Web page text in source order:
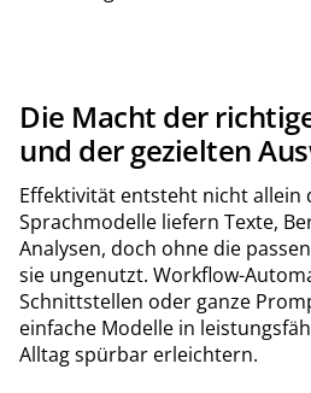
Die Macht der
und der gezielten
Effektivität entsteht nicht allein
Sprachmodelle liefern Texte,
Analysen, doch ohne die
sie ungenutzt. Workflow-
Schnittstellen oder ganze
einfache Modelle in
Alltag spürbar erleichtern.